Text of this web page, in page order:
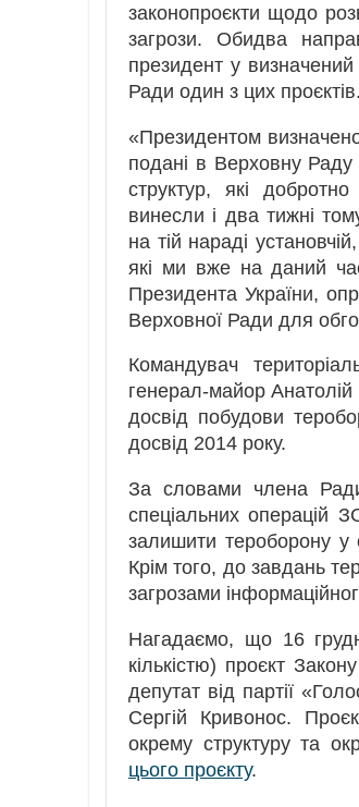
законопроєкти щодо
загрози. Обидва
президент у
Ради один з цих проєктів.
«Президентом
подані в Верховну Раду
структур, які
винесли і два тижні
на тій нараді
які ми вже на даний
Президента України,
Верховної Ради для
Командувач
генерал-майор Анатолій
досвід побудови
досвід 2014 року.
За словами члена
спеціальних операцій
залишити тероборону у
Крім того, до завдань
загрозами
Нагадаємо, що 16
кількістю) проєкт
депутат від партії
Сергій Кривонос.
окрему структуру та
цього проєкту.